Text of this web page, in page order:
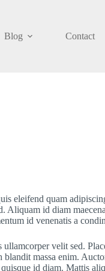
Blog Contact
eleifend quam
Aliquam id diam
id venenatis a
ullamcorper velit sed.
blandit massa enim.
id diam. Mattis